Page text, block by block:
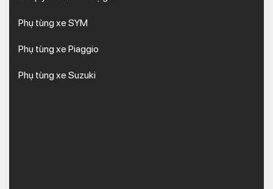
Phụ tùng xe SYM
Phụ tùng xe Piaggio
Phụ tùng xe Suzuki